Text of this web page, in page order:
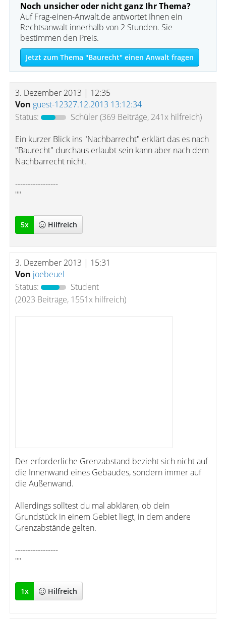
Noch unsicher oder nicht ganz Ihr Thema?
Auf Frag-einen-Anwalt.de antwortet Ihnen ein
Rechtsanwalt innerhalb von 2 Stunden. Sie
bestimmen den Preis.
Jetzt zum Thema "Baurecht" einen Anwalt fragen
3. Dezember 2013 | 12:35
Von guest-12327.12.2013 13:12:34
Status:
Schüler(369 Beiträge, 241x hilfreich)
Ein kurzer Blick ins "Nachbarrecht" erklärt das es nach
"Baurecht" durchaus erlaubt sein kann aber nach dem
Nachbarrecht nicht.
-----------------
""
5x Hilfreich
3. Dezember 2013 | 15:31
Von joebeuel
Status:
Student
(2023 Beiträge, 1551x hilfreich)
Der erforderliche Grenzabstand bezieht sich nicht auf
die Innenwand eines Gebäudes, sondern immer auf
die Außenwand.
Allerdings solltest du mal abklären, ob dein
Grundstück in einem Gebiet liegt, in dem andere
Grenzabstände gelten.
-----------------
""
1x Hilfreich